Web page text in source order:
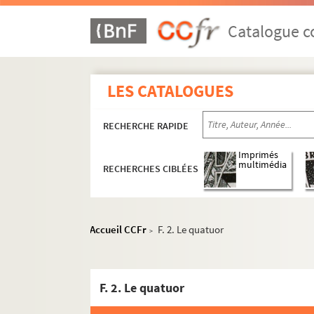
Catalogue
LES CATALOGUES
RECHERCHE RAPIDE
RECHERCHES CIBLÉES
Imprimés
multimédia
Accueil CCFr > F. 2. Le quatuor
F. 2. Le quatuor